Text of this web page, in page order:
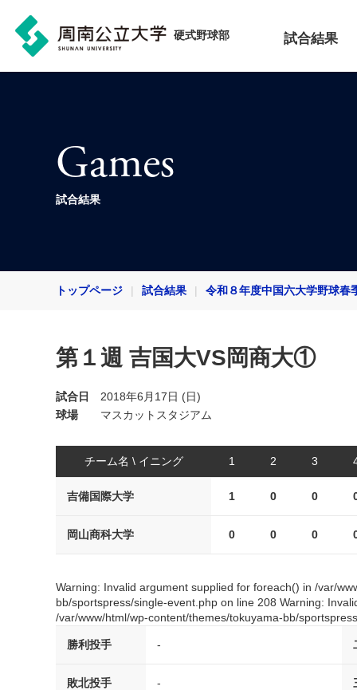
硬式野球部 試合結果
Games
試合結果
トップページ 試合結果 令和８年度中国六大学野球春
第１週 吉国大VS岡商大①
試合日
2018年6月17日 (日)
球場
マスカットスタジアム
チーム名 \ イニング 1 2 3
吉備国際大学 1 0 0
岡山商科大学 0 0 0
Warning: Invalid argument supplied for foreach() in /var/
bb/sportspress/single-event.php on line 208 Warning:
/var/www/html/wp-content/themes/tokuyama-bb/
勝利投手 -
敗北投手 -